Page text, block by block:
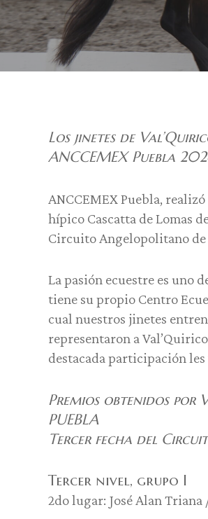
Los jinetes de
ANCCEMEX Puebla
ANCCEMEX Puebla,
hípico Cascatta de Lomas
Circuito Angelopolitano de
La pasión ecuestre es uno
tiene su propio Centro
cual nuestros jinetes
representaron a
destacada participación
Premios obtenidos por
PUEBLA
Tercer fecha del
Tercer nivel, grupo I
2do lugar: José Alan